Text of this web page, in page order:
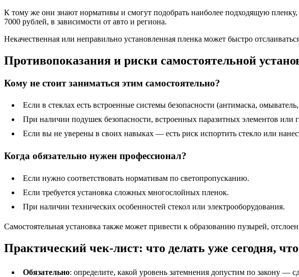
К тому же они знают нормативы и смогут подобрать наиболее подходящую
7000 рублей, в зависимости от авто и региона.
Некачественная или неправильно установленная пленка может быстро
Противопоказания и риски самостоятельной
Кому не стоит заниматься этим самостоятельно?
Если в стеклах есть встроенные системы безопасности (антимаска,
При наличии подушек безопасности, встроенных паразитных элементов
Если вы не уверены в своих навыках — есть риск испортить стекло или
Когда обязательно нужен профессионал?
Если нужно соответствовать нормативам по светопропусканию.
Если требуется установка сложных многослойных пленок.
При наличии технических особенностей стекол или электрооборудования.
Самостоятельная установка также может привести к образованию пузырей,
Практический чек-лист: что делать уже сегодня,
Обязательно: определите, какой уровень затемнения допустим по закону —